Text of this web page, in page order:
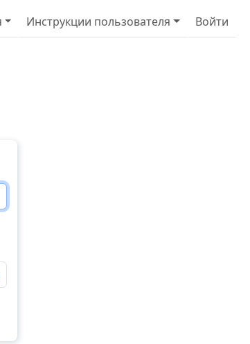
записи пользователя
Инструкции пользователя Войти